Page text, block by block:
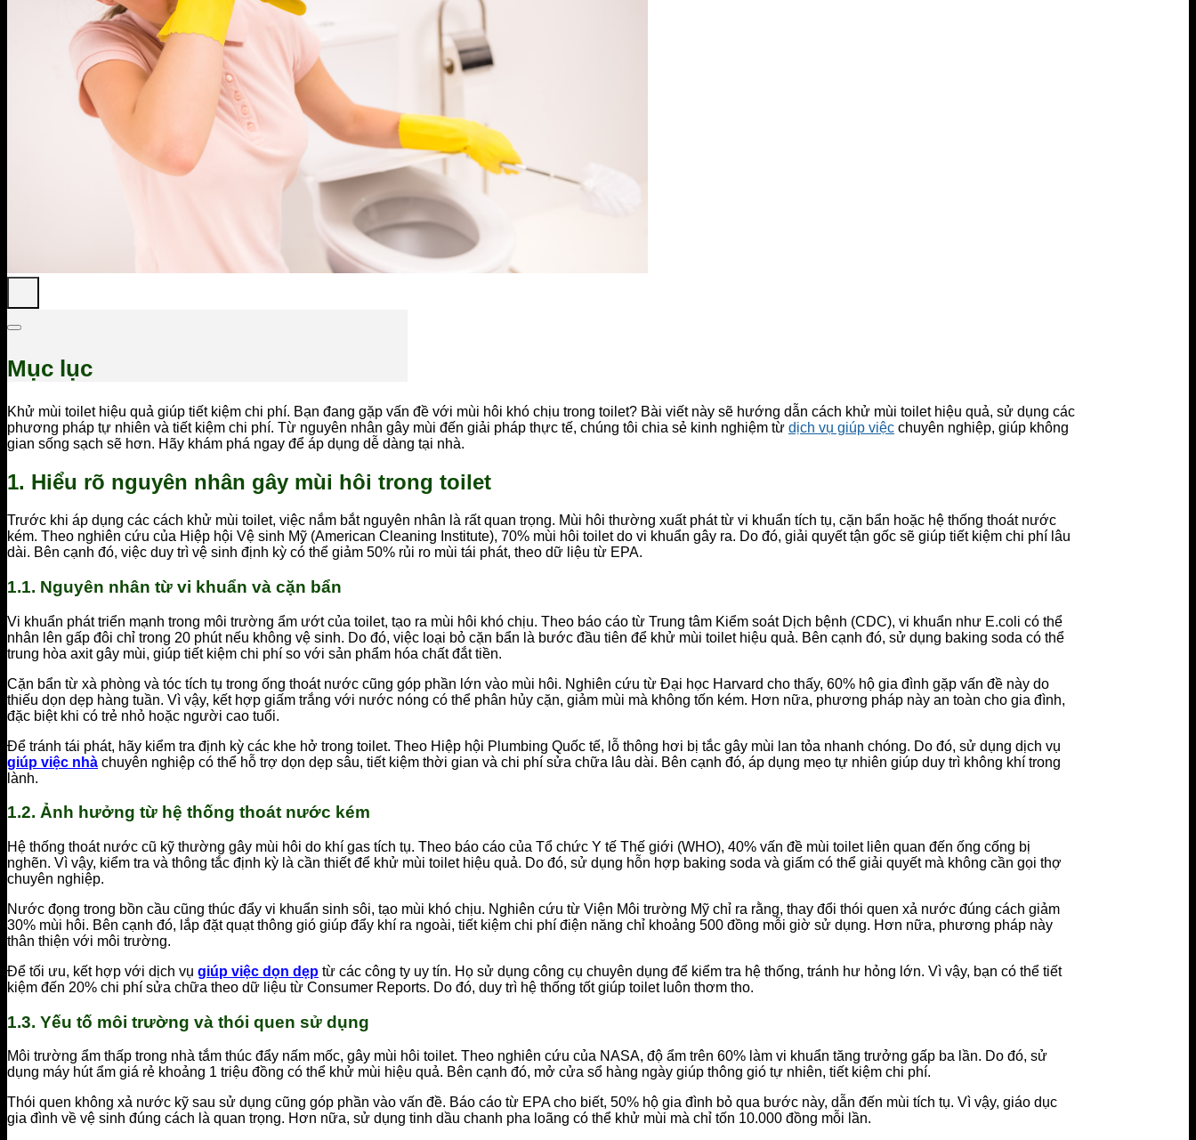
Mục lục
Khử mùi toilet hiệu quả giúp tiết kiệm chi phí. Bạn đang gặp vấn đề với mùi hôi khó chịu trong toilet? Bài viết này sẽ hướng dẫn cách khử mùi toilet hiệu quả, sử dụng các
phương pháp tự nhiên và tiết kiệm chi phí. Từ nguyên nhân gây mùi đến giải pháp thực tế, chúng tôi chia sẻ kinh nghiệm từ dịch vụ giúp việc chuyên nghiệp, giúp không
gian sống sạch sẽ hơn. Hãy khám phá ngay để áp dụng dễ dàng tại nhà.
1. Hiểu rõ nguyên nhân gây mùi hôi trong toilet
Trước khi áp dụng các cách khử mùi toilet, việc nắm bắt nguyên nhân là rất quan trọng. Mùi hôi thường xuất phát từ vi khuẩn tích tụ, cặn bẩn hoặc hệ thống thoát nước
kém. Theo nghiên cứu của Hiệp hội Vệ sinh Mỹ (American Cleaning Institute), 70% mùi hôi toilet do vi khuẩn gây ra. Do đó, giải quyết tận gốc sẽ giúp tiết kiệm chi phí lâu
dài. Bên cạnh đó, việc duy trì vệ sinh định kỳ có thể giảm 50% rủi ro mùi tái phát, theo dữ liệu từ EPA.
1.1. Nguyên nhân từ vi khuẩn và cặn bẩn
Vi khuẩn phát triển mạnh trong môi trường ẩm ướt của toilet, tạo ra mùi hôi khó chịu. Theo báo cáo từ Trung tâm Kiểm soát Dịch bệnh (CDC), vi khuẩn như E.coli có thể
nhân lên gấp đôi chỉ trong 20 phút nếu không vệ sinh. Do đó, việc loại bỏ cặn bẩn là bước đầu tiên để khử mùi toilet hiệu quả. Bên cạnh đó, sử dụng baking soda có thể
trung hòa axit gây mùi, giúp tiết kiệm chi phí so với sản phẩm hóa chất đắt tiền.
Cặn bẩn từ xà phòng và tóc tích tụ trong ống thoát nước cũng góp phần lớn vào mùi hôi. Nghiên cứu từ Đại học Harvard cho thấy, 60% hộ gia đình gặp vấn đề này do
thiếu dọn dẹp hàng tuần. Vì vậy, kết hợp giấm trắng với nước nóng có thể phân hủy cặn, giảm mùi mà không tốn kém. Hơn nữa, phương pháp này an toàn cho gia đình,
đặc biệt khi có trẻ nhỏ hoặc người cao tuổi.
Để tránh tái phát, hãy kiểm tra định kỳ các khe hở trong toilet. Theo Hiệp hội Plumbing Quốc tế, lỗ thông hơi bị tắc gây mùi lan tỏa nhanh chóng. Do đó, sử dụng dịch vụ
giúp việc nhà chuyên nghiệp có thể hỗ trợ dọn dẹp sâu, tiết kiệm thời gian và chi phí sửa chữa lâu dài. Bên cạnh đó, áp dụng mẹo tự nhiên giúp duy trì không khí trong
lành.
1.2. Ảnh hưởng từ hệ thống thoát nước kém
Hệ thống thoát nước cũ kỹ thường gây mùi hôi do khí gas tích tụ. Theo báo cáo của Tổ chức Y tế Thế giới (WHO), 40% vấn đề mùi toilet liên quan đến ống cống bị
nghẽn. Vì vậy, kiểm tra và thông tắc định kỳ là cần thiết để khử mùi toilet hiệu quả. Do đó, sử dụng hỗn hợp baking soda và giấm có thể giải quyết mà không cần gọi thợ
chuyên nghiệp.
Nước đọng trong bồn cầu cũng thúc đẩy vi khuẩn sinh sôi, tạo mùi khó chịu. Nghiên cứu từ Viện Môi trường Mỹ chỉ ra rằng, thay đổi thói quen xả nước đúng cách giảm
30% mùi hôi. Bên cạnh đó, lắp đặt quạt thông gió giúp đẩy khí ra ngoài, tiết kiệm chi phí điện năng chỉ khoảng 500 đồng mỗi giờ sử dụng. Hơn nữa, phương pháp này
thân thiện với môi trường.
Để tối ưu, kết hợp với dịch vụ giúp việc dọn dẹp từ các công ty uy tín. Họ sử dụng công cụ chuyên dụng để kiểm tra hệ thống, tránh hư hỏng lớn. Vì vậy, bạn có thể tiết
kiệm đến 20% chi phí sửa chữa theo dữ liệu từ Consumer Reports. Do đó, duy trì hệ thống tốt giúp toilet luôn thơm tho.
1.3. Yếu tố môi trường và thói quen sử dụng
Môi trường ẩm thấp trong nhà tắm thúc đẩy nấm mốc, gây mùi hôi toilet. Theo nghiên cứu của NASA, độ ẩm trên 60% làm vi khuẩn tăng trưởng gấp ba lần. Do đó, sử
dụng máy hút ẩm giá rẻ khoảng 1 triệu đồng có thể khử mùi hiệu quả. Bên cạnh đó, mở cửa sổ hàng ngày giúp thông gió tự nhiên, tiết kiệm chi phí.
Thói quen không xả nước kỹ sau sử dụng cũng góp phần vào vấn đề. Báo cáo từ EPA cho biết, 50% hộ gia đình bỏ qua bước này, dẫn đến mùi tích tụ. Vì vậy, giáo dục
gia đình về vệ sinh đúng cách là quan trọng. Hơn nữa, sử dụng tinh dầu chanh pha loãng có thể khử mùi mà chỉ tốn 10.000 đồng mỗi lần.